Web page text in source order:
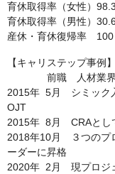
育休取得率（女性）
育休取得率（男性）
産休・育休復帰率 100
【キャリステップ事例
前職 人材業界で
2015年 5月 シミック
OJT
2015年 8月 CRAとし
2018年10月 ３つのプ
ーダーに昇格
2020年 2月 現プロジ